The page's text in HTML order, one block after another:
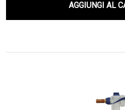
AGGIUNGI AL